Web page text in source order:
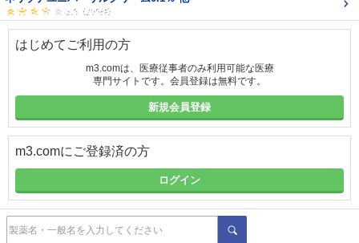
はじめてご利用の方
m3.comは、医療従事者のみ利用可能な医療
専門サイトです。会員登録は無料です。
新規会員登録
m3.comにご登録済の方
ログイン